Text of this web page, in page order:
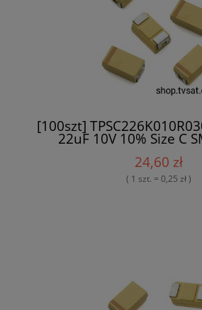
[100szt]
22uF 10V 10% Size C
24,60 zł
( 1 szt. = 0,25 zł )